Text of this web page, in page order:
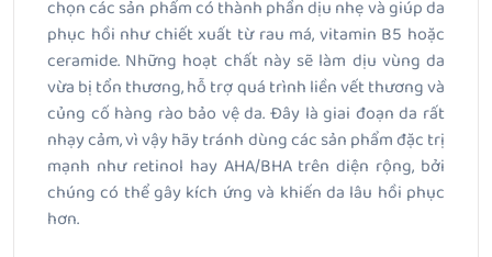
chọn các sản phẩm có thành phần dịu nhẹ và giúp da
phục hồi như chiết xuất từ rau má, vitamin B5 hoặc
ceramide. Những hoạt chất này sẽ làm dịu vùng da
vừa bị tổn thương, hỗ trợ quá trình liền vết thương và
củng cố hàng rào bảo vệ da. Đây là giai đoạn da rất
nhạy cảm, vì vậy hãy tránh dùng các sản phẩm đặc trị
mạnh như retinol hay AHA/BHA trên diện rộng, bởi
chúng có thể gây kích ứng và khiến da lâu hồi phục
hơn.